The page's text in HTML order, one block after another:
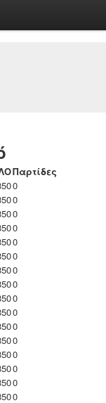
Παρτίδες
0
0
0
0
0
0
0
0
0
0
0
0
0
0
0
0